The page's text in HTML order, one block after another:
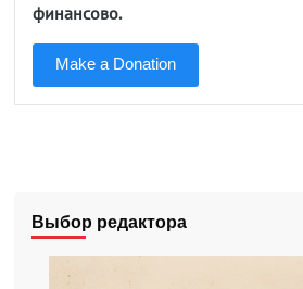
финансово.
Make a Donation
Выбор редактора